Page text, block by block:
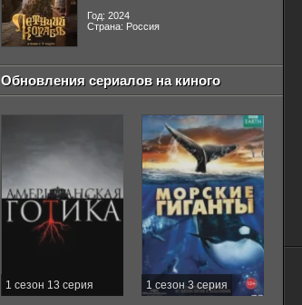
Год: 2024
Страна: Россия
Обновления сериалов на киного
1 сезон 13 серия 1 сезон 3 серия